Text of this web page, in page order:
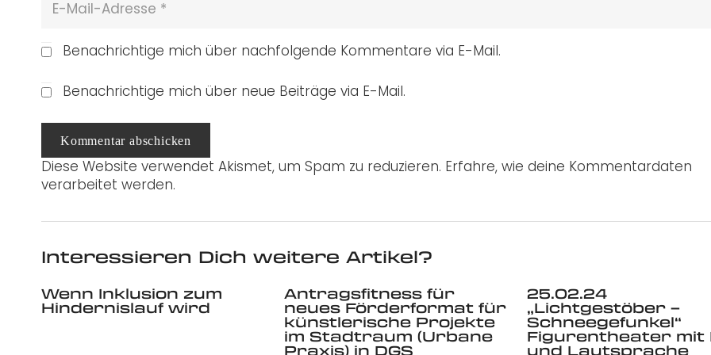
Benachrichtige mich über nachfolgende Kommentare via E-Mail.
Benachrichtige mich über neue Beiträge via E-Mail.
Kommentar abschicken
Diese Website verwendet Akismet, um Spam zu reduzieren. Erfahre, wie deine Kommentardaten
verarbeitet werden.
Interessieren Dich weitere Artikel?
Wenn Inklusion zum
Hindernislauf wird
Antragsfitness für
neues Förderformat für
künstlerische Projekte
im Stadtraum (Urbane
Praxis) in DGS
25.02.24
„Lichtgestöber –
Schneegefunkel“
Figurentheater mit
und Lautsprache